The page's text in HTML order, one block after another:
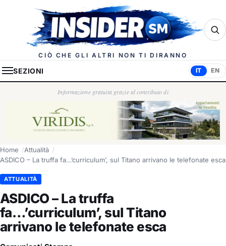
Insider.sm
CIÒ CHE GLI ALTRI NON TI DIRANNO
SEZIONI IT EN
Informazione gratuita grazie al contributo di
Home
Attualità
ASDICO – La truffa fa…’curriculum’, sul Titano arrivano le telefonate esca
ATTUALITÀ
ASDICO – La truffa
fa…’curriculum’, sul Titano
arrivano le telefonate esca